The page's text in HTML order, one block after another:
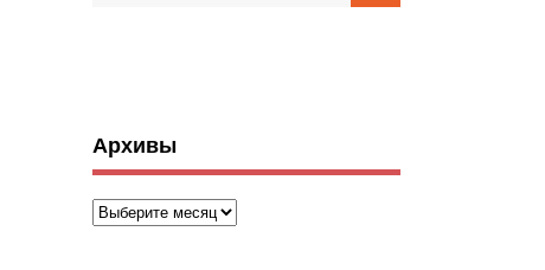
Архивы
Архивы